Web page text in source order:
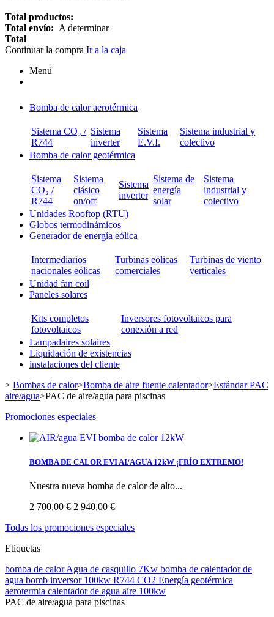
Total productos:
Total envío: A determinar
Total
Continuar la compra Ir a la caja
Menú
Bomba de calor aerotérmica
Sistema CO₂ /
R744
Sistema
inverter
Sistema
E.V.I.
Sistema industrial y
colectivo
Bomba de calor geotérmica
Sistema
CO₂ /
R744
Sistema
clásico
on/off
Sistema
inverter
Sistema de
energía
solar
Sistema
industrial y
colectivo
Unidades Rooftop (RTU)
Globos termodinámicos
Generador de energía eólica
Intermediarios
nacionales eólicas
Turbinas eólicas
comerciales
Turbinas de viento
verticales
Unidad fan coil
Paneles solares
Kits completos
fotovoltaicos
Inversores fotovoltaicos para
conexión a red
Lampadaires solaires
Liquidación de existencias
instalaciones del cliente
> Bombas de calor>Bomba de aire fuente calentador>Estándar PAC
aire/agua>PAC de aire/agua para piscinas
Promociones especiales
BOMBA DE CALOR EVI AI/AGUA 12kW ¡FRÍO EXTREMO!
Nuestra nueva bomba de calor de alto...
2 700,00 € 2 940,00 €
Todas los promociones especiales
Etiquetas
bomba de calorAgua de casquillo 7Kw bomba de calentador de
agua bomb inversor 100kw R744 CO2 Energía geotérmica
aerotermia calentador de agua aire 100kw
PAC de aire/agua para piscinas